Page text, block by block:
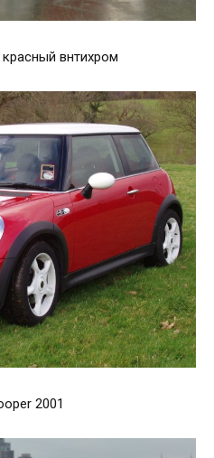
внтихром
2001